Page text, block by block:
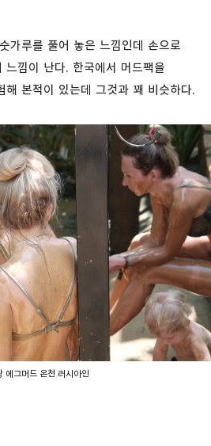
가루를 풀어 놓은 느낌인데 손으로
느낌이 난다. 한국에서 머드팩을
해 본적이 있는데 그것과 꽤 비슷하다.
에그머드 온천 러시아인